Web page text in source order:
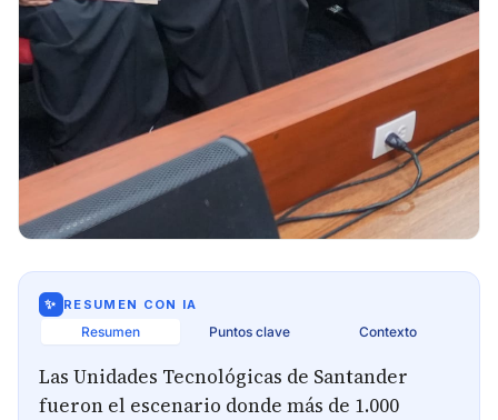
✨ RESUMEN CON IA
Resumen Puntos clave Contexto
Las Unidades Tecnológicas de Santander
fueron el escenario donde más de 1.000